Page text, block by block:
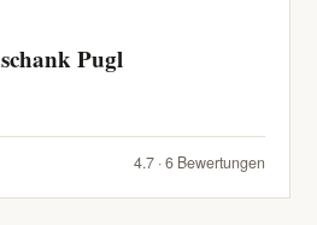
Pugl
4.7 · 6 Bewertungen